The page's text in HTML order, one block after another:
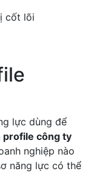
cốt lõi
lực dùng để
profile công ty
nghiệp nào
năng lực có thể